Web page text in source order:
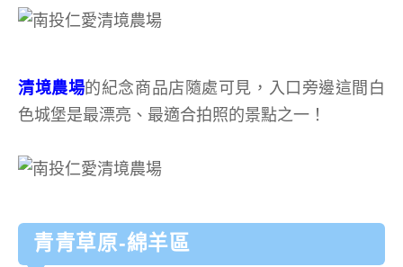
清境農場的紀念商品店隨處可見，入口旁邊這間白
色城堡是最漂亮、最適合拍照的景點之一！
青青草原-綿羊區